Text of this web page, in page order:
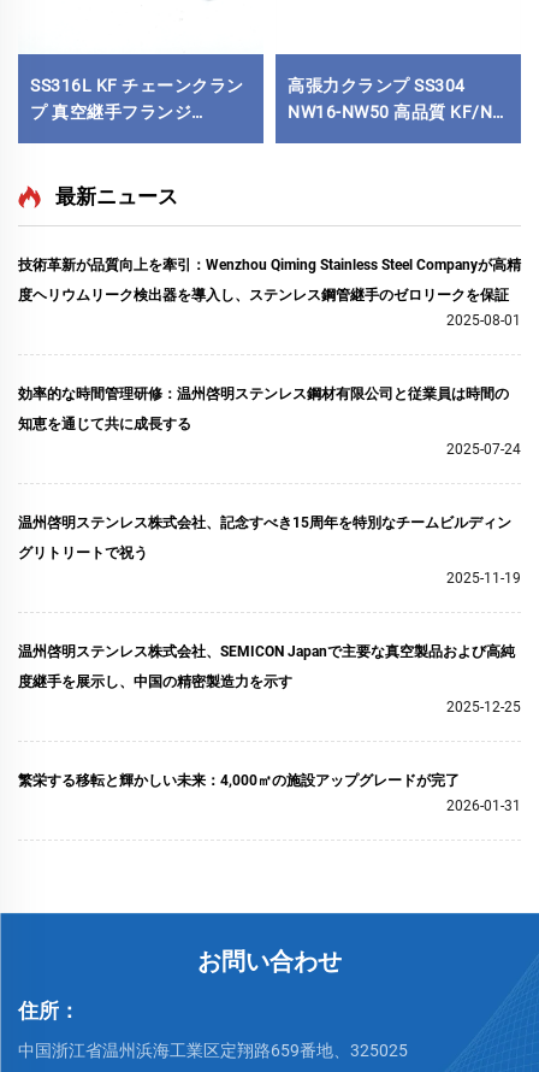
SS316L KF チェーンクラン
プ 真空継手フランジ
KF16/KF25/KF40/KF50 ス
NW16-NW50
高張力クランプ SS304
NW16-NW50 高品質 KF/NW
ステンレス鋼ロック可能ク
最新ニュース
技術革新が品質向上を牽引：Wenzhou Qiming Stainless Steel Companyが高精
度ヘリウムリーク検出器を導入し、ステンレス鋼管継手のゼロリークを保証
2025-08-01
効率的な時間管理研修：温州啓明ステンレス鋼材有限公司と従業員は時間の
知恵を通じて共に成長する
2025-07-24
温州啓明ステンレス株式会社、記念すべき15周年を特別なチームビルディン
グリトリートで祝う
2025-11-19
温州啓明ステンレス株式会社、SEMICON Japanで主要な真空製品および高純
度継手を展示し、中国の精密製造力を示す
2025-12-25
繁栄する移転と輝かしい未来：4,000㎡の施設アップグレードが完了
2026-01-31
お問い合わせ
住所：
中国浙江省温州浜海工業区定翔路659番地、325025